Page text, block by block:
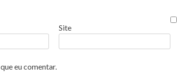
Site
eu comentar.